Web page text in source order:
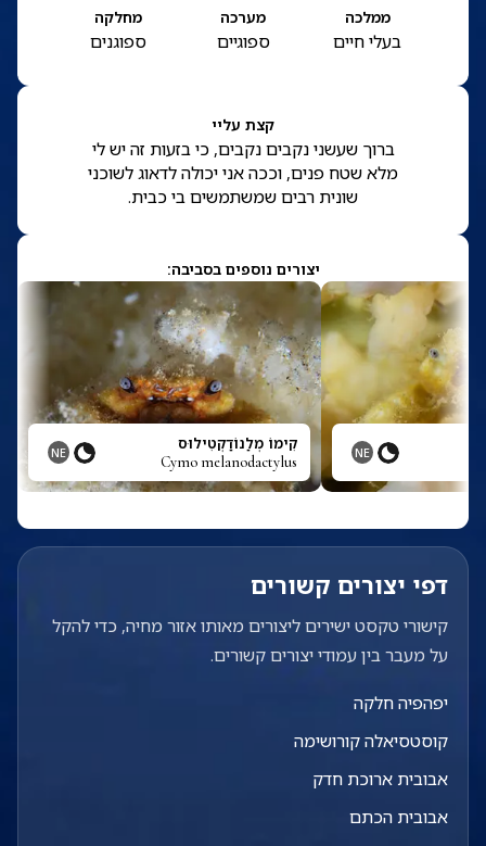
ממלכה
בעלי חיים
מערכה
ספוגיים
מחלקה
ספוגנים
קצת עליי
ברוך שעשני נקבים נקבים, כי בזעות זה יש לי
מלא שטח פנים, וככה אני יכולה לדאוג לשוכני
שונית רבים שמשתמשים בי כבית.
יצורים נוספים בסביבה:
NE קִימוֹ מְלַנוֹדַקְטִילוּס
Cymo melanodactylus
NE
דפי יצורים קשורים
קישורי טקסט ישירים ליצורים מאותו אזור מחיה, כדי להקל
על מעבר בין עמודי יצורים קשורים.
יפהפיה חלקה
קוסטסיאלה קורושימה
אבובית ארוכת חדק
אבובית הכתם